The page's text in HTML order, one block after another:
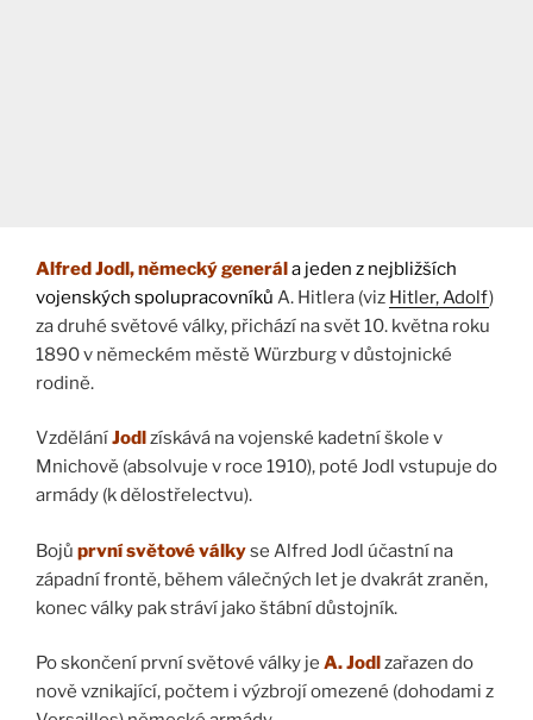
Alfred Jodl, německý generála jeden z nejbližších
vojenských spolupracovníků A. Hitlera (viz Hitler, Adolf)
za druhé světové války, přichází na svět 10. května roku
1890 v německém městě Würzburg v důstojnické
rodině.
VzděláníJodlzískává na vojenské kadetní škole v
Mnichově (absolvuje v roce 1910), poté Jodl vstupuje do
armády (k dělostřelectvu).
Bojů první světové válkyse Alfred Jodl účastní na
západní frontě, během válečných let je dvakrát zraněn,
konec války pak stráví jako štábní důstojník.
Po skončení první světové války je A. Jodlzařazen do
nově vznikající, počtem i výzbrojí omezené (dohodami z